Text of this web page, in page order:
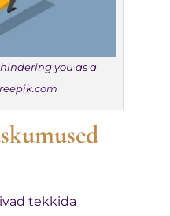
you as a
tekkida